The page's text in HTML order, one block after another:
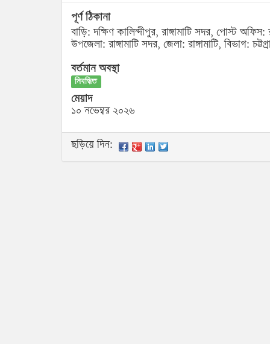
পূর্ণ ঠিকানা
বাড়ি: দক্ষিণ কালিন্দীপুর, রাঙ্গামাটি সদর, পোস্ট অফিস:
উপজেলা: রাঙ্গামাটি সদর, জেলা: রাঙ্গামাটি, বিভাগ:
বর্তমান অবস্থা
নিবন্ধিত
মেয়াদ
১০ নভেম্বর ২০২৬
ছড়িয়ে দিন: